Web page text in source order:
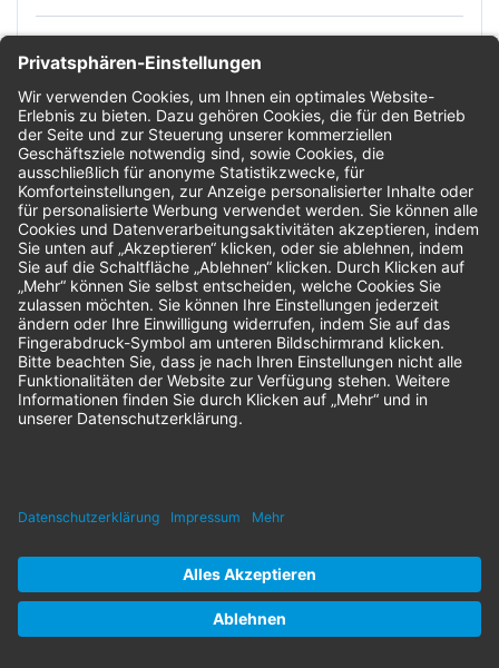
In den Warenkorb
-10 %
Stereo-Kopfbandlupe
29,39 €